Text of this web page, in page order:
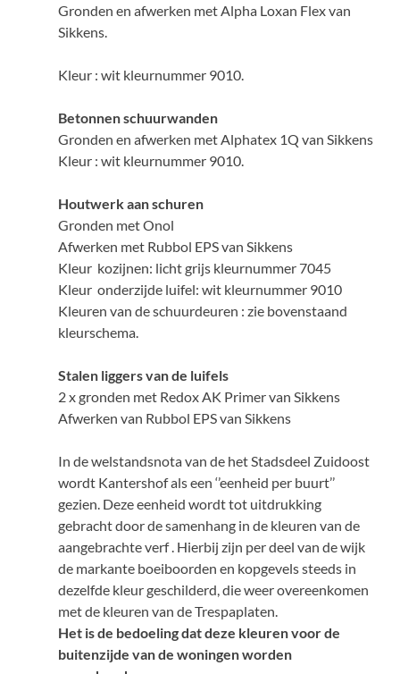
Gronden en afwerken met Alpha Loxan Flex van
Sikkens.
Kleur : wit kleurnummer 9010.
Betonnen schuurwanden
Gronden en afwerken met Alphatex 1Q van Sikkens
Kleur : wit kleurnummer 9010.
Houtwerk aan schuren
Gronden met Onol
Afwerken met Rubbol EPS van Sikkens
Kleur kozijnen: licht grijs kleurnummer 7045
Kleur onderzijde luifel: wit kleurnummer 9010
Kleuren van de schuurdeuren : zie bovenstaand
kleurschema.
Stalen liggers van de luifels
2 x gronden met Redox AK Primer van Sikkens
Afwerken van Rubbol EPS van Sikkens
In de welstandsnota van de het Stadsdeel Zuidoost
wordt Kantershof als een ‘’eenheid per buurt’’
gezien. Deze eenheid wordt tot uitdrukking
gebracht door de samenhang in de kleuren van de
aangebrachte verf . Hierbij zijn per deel van de wijk
de markante boeiboorden en kopgevels steeds in
dezelfde kleur geschilderd, die weer overeenkomen
met de kleuren van de Trespaplaten.
Het is de bedoeling dat deze kleuren voor de
buitenzijde van de woningen worden